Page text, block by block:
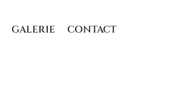
GALERIE CONTACT